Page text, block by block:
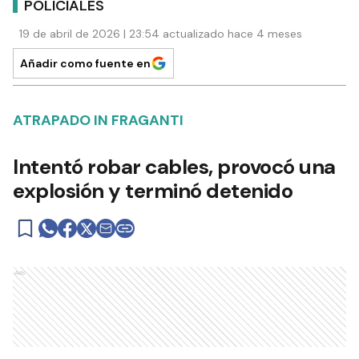
POLICIALES
19 de abril de 2026 | 23:54 actualizado hace 4 meses
Añadir como fuente en
ATRAPADO IN FRAGANTI
Intentó robar cables, provocó una
explosión y terminó detenido
Ads